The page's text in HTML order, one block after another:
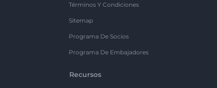
Términos Y Condiciones
Sitemap
Programa De Socios
Programa De Embajadores
Recursos